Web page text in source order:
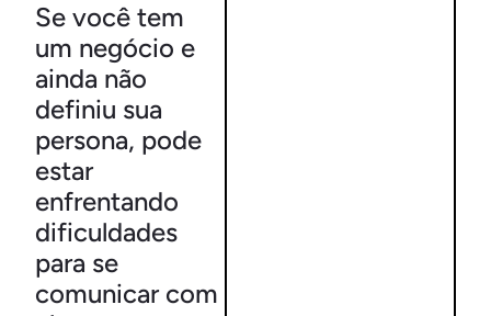
Se você tem
um negócio e
ainda não
definiu sua
persona, pode
estar
enfrentando
dificuldades
para se
comunicar com